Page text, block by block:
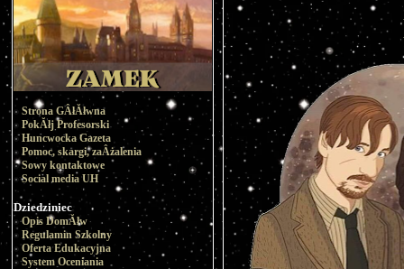
Strona GÂłĂłwna
PokĂłj Profesorski
Huncwocka Gazeta
Pomoc, skargi, zaÂżalenia
Sowy kontaktowe
Social media UH
Dziedziniec
Opis DomĂłw
Regulamin Szkolny
Oferta Edukacyjna
System Oceniania